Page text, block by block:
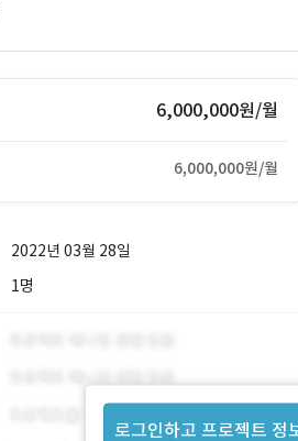
6,000,000원/월
6,000,000원/월
2022년 03월 28일
1명
로그인하고 프로젝트 정